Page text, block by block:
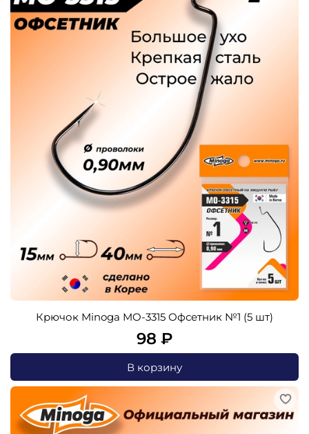
Крючок Minoga MO-3315 Офсетник №1 (5 шт)
98 ₽
В корзину